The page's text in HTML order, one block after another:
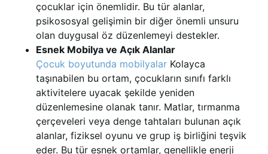
çocuklar için önemlidir. Bu tür alanlar,
psikososyal gelişimin bir diğer önemli unsuru
olan duygusal öz düzenlemeyi destekler.
Esnek Mobilya ve Açık Alanlar
Çocuk boyutunda mobilyalar Kolayca
taşınabilen bu ortam, çocukların sınıfı farklı
aktivitelere uyacak şekilde yeniden
düzenlemesine olanak tanır. Matlar, tırmanma
çerçeveleri veya denge tahtaları bulunan açık
alanlar, fiziksel oyunu ve grup iş birliğini teşvik
eder. Bu tür esnek ortamlar, genellikle enerji